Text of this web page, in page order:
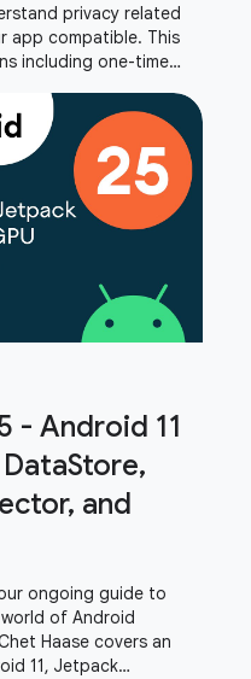
privacy related
app compatible. This
including one-time
- Android 11
and
ongoing guide to
of Android
Haase covers an
11, Jetpack